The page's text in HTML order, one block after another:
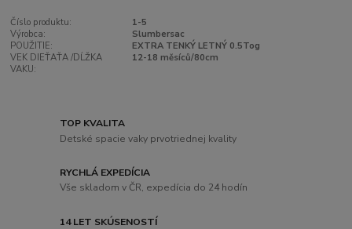
Číslo produktu:
1-5
Výrobca:
Slumbersac
POUŽITIE:
EXTRA TENKÝ LETNÝ 0.5Tog
VEK DIEŤAŤA /DĹŽKA
VAKU:
12-18 měsíců/80cm
TOP KVALITA
Detské spacie vaky prvotriednej kvality
RYCHLÁ EXPEDÍCIA
Vše skladom v ČR, expedícia do 24 hodín
14 LET SKÚSENOSTÍ